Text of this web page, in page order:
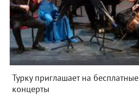
Турку приглашает на
концерты